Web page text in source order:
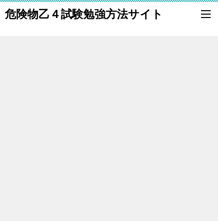
危険物乙４試験勉強方法サイト